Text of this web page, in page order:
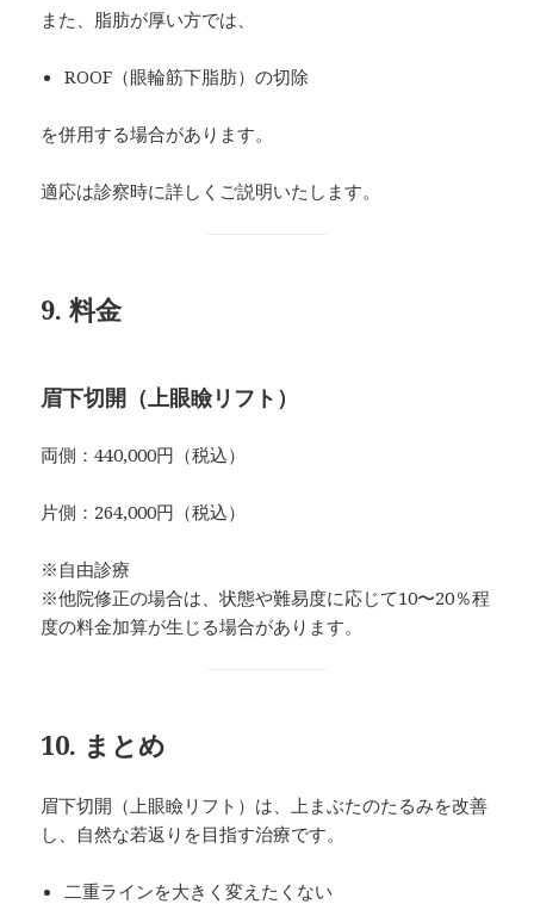
また、脂肪が厚い方では、
ROOF（眼輪筋下脂肪）の切除
を併用する場合があります。
適応は診察時に詳しくご説明いたします。
9. 料金
眉下切開（上眼瞼リフト）
両側：440,000円（税込）
片側：264,000円（税込）
※自由診療
※他院修正の場合は、状態や難易度に応じて10〜20％程
度の料金加算が生じる場合があります。
10. まとめ
眉下切開（上眼瞼リフト）は、上まぶたのたるみを改善
し、自然な若返りを目指す治療です。
二重ラインを大きく変えたくない